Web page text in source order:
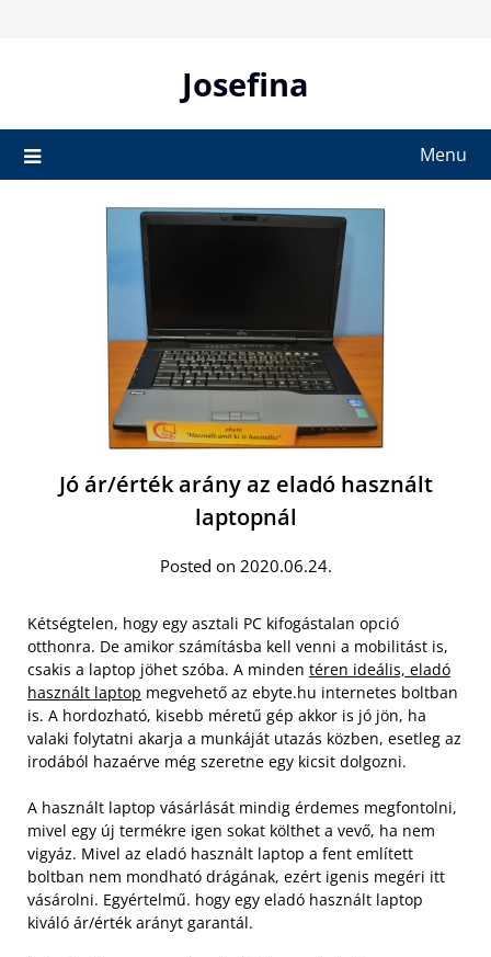
Josefina
Menu
Jó ár/érték arány az eladó használt
laptopnál
Posted on 2020.06.24.
Kétségtelen, hogy egy asztali PC kifogástalan opció
otthonra. De amikor számításba kell venni a mobilitást is,
csakis a laptop jöhet szóba. A minden téren ideális, eladó
használt laptop megvehető az ebyte.hu internetes boltban
is. A hordozható, kisebb méretű gép akkor is jó jön, ha
valaki folytatni akarja a munkáját utazás közben, esetleg az
irodából hazaérve még szeretne egy kicsit dolgozni.
A használt laptop vásárlását mindig érdemes megfontolni,
mivel egy új termékre igen sokat költhet a vevő, ha nem
vigyáz. Mivel az eladó használt laptop a fent említett
boltban nem mondható drágának, ezért igenis megéri itt
vásárolni. Egyértelmű. hogy egy eladó használt laptop
kiváló ár/érték arányt garantál.